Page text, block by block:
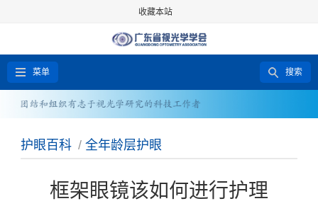
收藏本站
菜单 搜索
护眼百科 / 全年龄层护眼
框架眼镜该如何进行护理